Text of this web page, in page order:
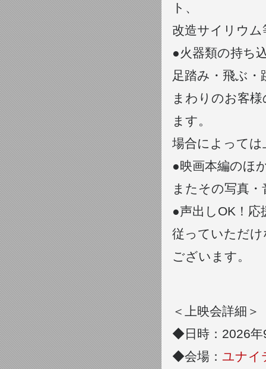
ト、
改造サイリウ
●火器類の持ち
足踏み・飛ぶ
まわりのお客
ます。
場合によって
●映画本編のほ
またその写真
●声出しOK！
従っていただけ
ございます。
＜上映会詳細＞
◆日時：2026年
◆会場： ユナイ